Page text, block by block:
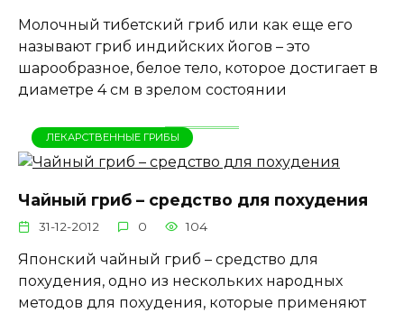
Молочный тибетский гриб или как еще его
называют гриб индийских йогов – это
шарообразное, белое тело, которое достигает в
диаметре 4 см в зрелом состоянии
ЛЕКАРСТВЕННЫЕ ГРИБЫ
Чайный гриб – средство для похудения
31-12-2012 0 104
Японский чайный гриб – средство для
похудения, одно из нескольких народных
методов для похудения, которые применяют